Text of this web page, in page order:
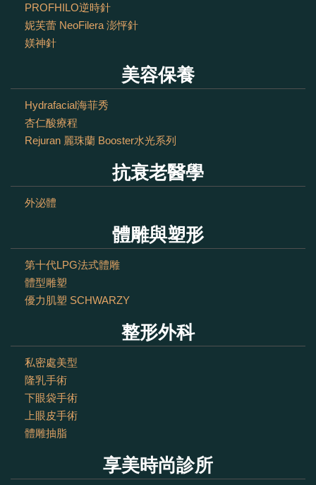
PROFHILO逆時針
妮芙蕾 NeoFilera 澎怦針
媄神針
美容保養
Hydrafacial海菲秀
杏仁酸療程
Rejuran 麗珠蘭 Booster水光系列
抗衰老醫學
外泌體
體雕與塑形
第十代LPG法式體雕
體型雕塑
優力肌塑 SCHWARZY
整形外科
私密處美型
隆乳手術
下眼袋手術
上眼皮手術
體雕抽脂
享美時尚診所